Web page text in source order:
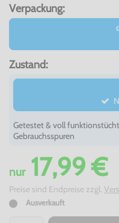
Verpackung:
Zustand:
Getestet & voll
Gebrauchsspuren
nur17,99 €
Preise sind Endpreise zzgl.
Ausverkauft